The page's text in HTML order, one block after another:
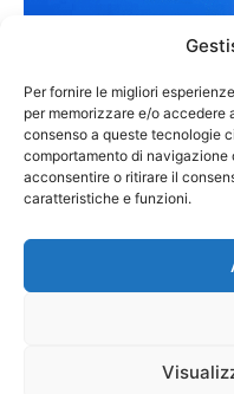
Per fornire le migliori
per memorizzare e/o accedere
consenso a queste tecnologie
comportamento di navigazione
acconsentire o ritirare il
caratteristiche e funzioni.
Contatti